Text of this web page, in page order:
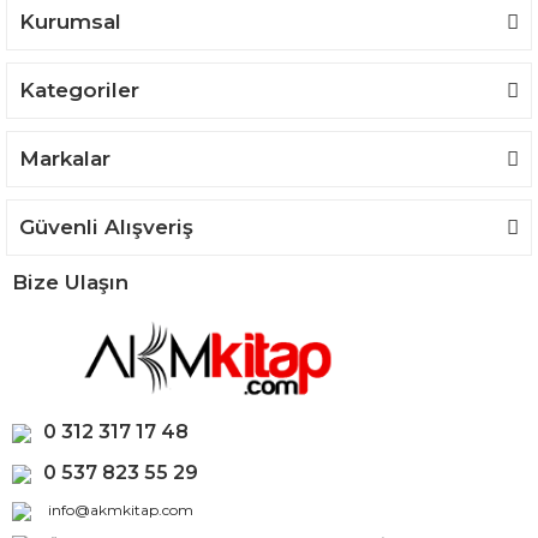
Kurumsal
Kategoriler
Markalar
Güvenli Alışveriş
Bize Ulaşın
0 312 317 17 48
0 537 823 55 29
info@akmkitap.com